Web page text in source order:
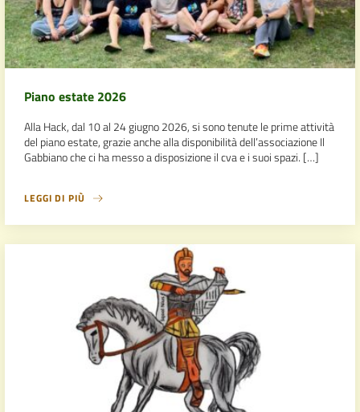
Piano estate 2026
Alla Hack, dal 10 al 24 giugno 2026, si sono tenute le prime attività
del piano estate, grazie anche alla disponibilità dell’associazione Il
Gabbiano che ci ha messo a disposizione il cva e i suoi spazi. […]
LEGGI DI PIÙ